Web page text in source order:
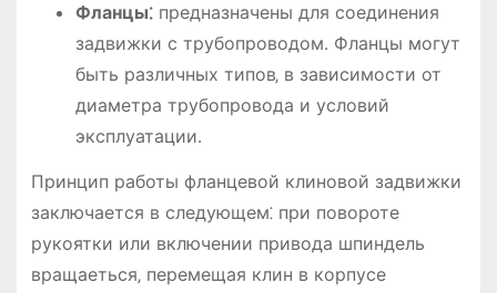
Фланцы⁚предназначены для соединения
задвижки с трубопроводом․ Фланцы могут
быть различных типов‚ в зависимости от
диаметра трубопровода и условий
эксплуатации․
Принцип работы фланцевой клиновой задвижки
заключается в следующем⁚ при повороте
рукоятки или включении привода шпиндель
вращаеться‚ перемещая клин в корпусе